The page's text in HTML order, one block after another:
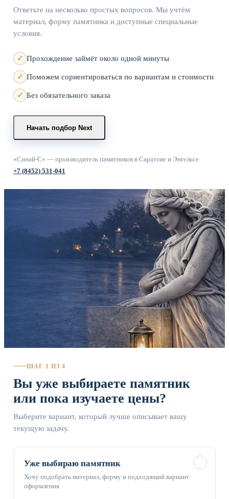
Ответьте на несколько простых вопросов. Мы учтём
материал, форму памятника и доступные специальные
условия.
Прохождение займёт около одной минуты
Поможем сориентироваться по вариантам и стоимости
Без обязательного заказа
Начать подбор Next
«Синай-С» — производитель памятников в Саратове и Энгельсе
+7 (8452) 531-041
ШАГ 1 ИЗ 4
Вы уже выбираете памятник
или пока изучаете цены?
Выберите вариант, который лучше описывает вашу
текущую задачу.
Уже выбираю памятник
Хочу подобрать материал, форму и подходящий вариант
оформления.